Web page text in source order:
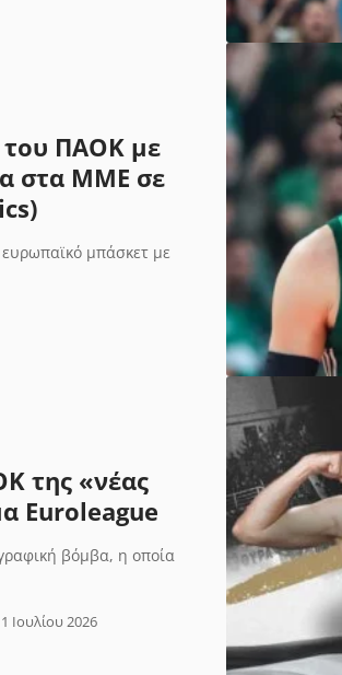
ΠΑΟΚ με
στα ΜΜΕ σε
μπάσκετ με
της «νέας
Euroleague
βόμβα, η οποία
Ιουλίου 2026